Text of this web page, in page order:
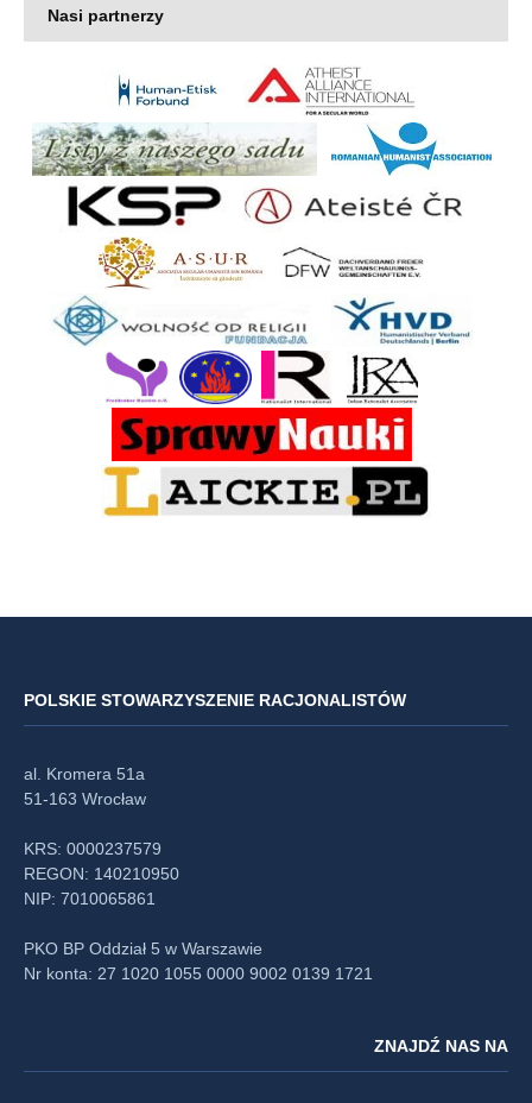
Nasi partnerzy
POLSKIE STOWARZYSZENIE RACJONALISTÓW
al. Kromera 51a
51-163 Wrocław
KRS: 0000237579
REGON: 140210950
NIP: 7010065861
PKO BP Oddział 5 w Warszawie
Nr konta: 27 1020 1055 0000 9002 0139 1721
ZNAJDŹ NAS NA